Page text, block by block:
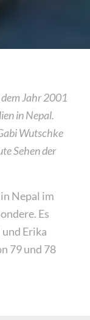
Jahr 2001
in Nepal.
Wutschke
Sehen der
Nepal im
Es
Erika
79 und 78